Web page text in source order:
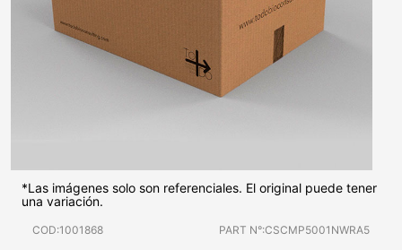
*Las imágenes solo son referenciales. El original puede tener
una variación.
COD:1001868 PART N°:CSCMP5001NWRA5